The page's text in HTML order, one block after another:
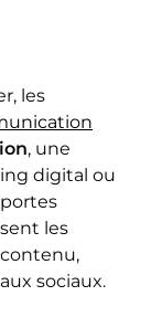
les
, une
digital ou
les
sociaux.